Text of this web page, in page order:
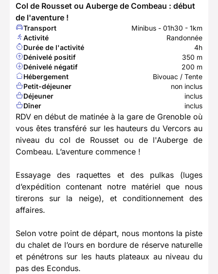
Col de Rousset ou Auberge de Combeau : début
de l'aventure !
Transport
Minibus - 01h30 - 1km
Activité
Randonnée
Durée de l'activité
4h
Dénivelé positif
350 m
Dénivelé négatif
200 m
Hébergement
Bivouac / Tente
Petit-déjeuner
non inclus
Déjeuner
inclus
Dîner
inclus
RDV en début de matinée à la gare de Grenoble où
vous êtes transféré sur les hauteurs du Vercors au
niveau du col de Rousset ou de l'Auberge de
Combeau. L’aventure commence !
Essayage des raquettes et des pulkas (luges
d’expédition contenant notre matériel que nous
tirerons sur la neige), et conditionnement des
affaires.
Selon votre point de départ, nous montons la piste
du chalet de l’ours en bordure de réserve naturelle
et pénétrons sur les hauts plateaux au niveau du
pas des Econdus.